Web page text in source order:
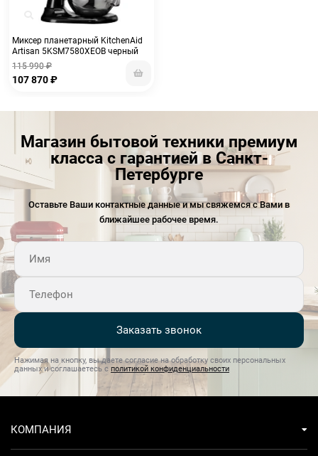
Миксер планетарный KitchenAid
Artisan 5KSM7580XEOB черный
115 990₽
107 870₽
Магазин бытовой техники премиум
класса с гарантией в Санкт-
Петербурге
Оставьте Ваши контактные данные и мы свяжемся с Вами в
ближайшее рабочее время.
Заказать звонок
Нажимая на кнопку, вы даете согласие на обработку своих персональных
данных и соглашаетесь с политикой конфиденциальности
КОМПАНИЯ